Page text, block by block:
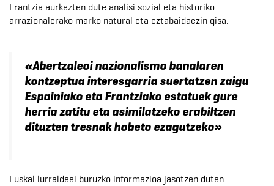
Frantzia aurkezten dute analisi sozial eta historiko
arrazionalerako marko natural eta eztabaidaezin gisa.
«Abertzaleoi nazionalismo banalaren
kontzeptua interesgarria suertatzen zaigu
Espainiako eta Frantziako estatuek gure
herria zatitu eta asimilatzeko erabiltzen
dituzten tresnak hobeto ezagutzeko»
Euskal lurraldeei buruzko informazioa jasotzen duten